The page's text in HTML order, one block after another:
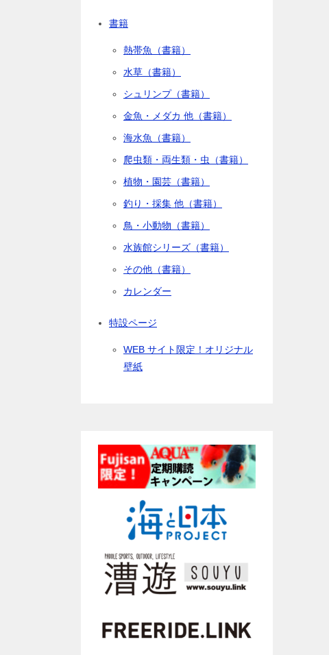
書籍
熱帯魚（書籍）
水草（書籍）
シュリンプ（書籍）
金魚・メダカ 他（書籍）
海水魚（書籍）
爬虫類・両生類・虫（書籍）
植物・園芸（書籍）
釣り・採集 他（書籍）
鳥・小動物（書籍）
水族館シリーズ（書籍）
その他（書籍）
カレンダー
特設ページ
WEB サイト限定！オリジナル
壁紙